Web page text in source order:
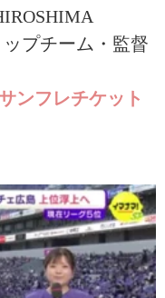
プチーム・監督
ンフレチケット